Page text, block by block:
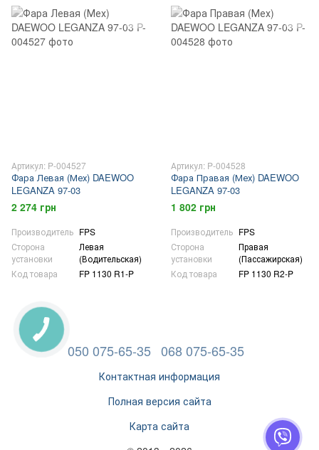
Артикул: P-004527
Фара Левая (Мех) DAEWOO
LEGANZA 97-03
2 274 грн
Производитель FPS
Сторона
установки
Левая
(Водительская)
Код товара
FP 1130 R1-P
Артикул: P-004528
Фара Правая (Мех) DAEWOO
LEGANZA 97-03
1 802 грн
Производитель FPS
Сторона
установки
Правая
(Пассажирская)
Код товара
FP 1130 R2-P
050 075-65-35 068 075-65-35
Контактная информация
Полная версия сайта
Карта сайта